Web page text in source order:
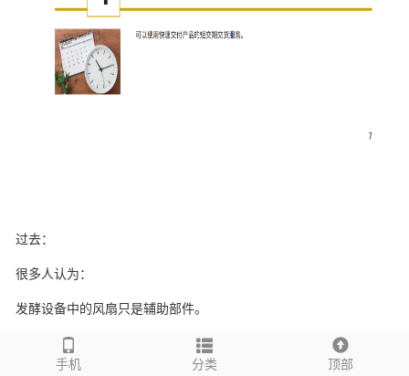
过去：
很多人认为：
发酵设备中的风扇只是辅助部件。
但现在：
手机 分类 顶部